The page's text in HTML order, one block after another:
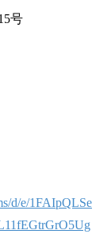
号
d/e/1FAIpQLSe